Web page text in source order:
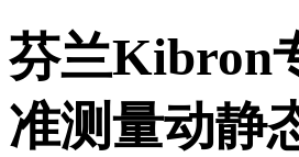
芬兰Kibron
准测量动静